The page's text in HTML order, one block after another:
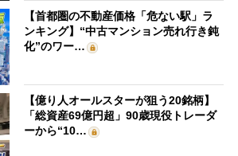
【首都圏の不動産価格「危ない駅」ラ
ンキング】“中古マンション売れ行き鈍
化”のワー…
【億り人オールスターが狙う20銘柄】
「総資産69億円超」90歳現役トレーダ
ーから“10…